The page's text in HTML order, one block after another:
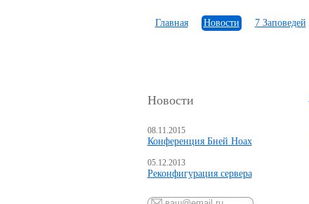
Главная Новости 7 Заповедей
Новости
08.11.2015
Конференция Бней Ноах
05.12.2013
Реконфигурация сервера